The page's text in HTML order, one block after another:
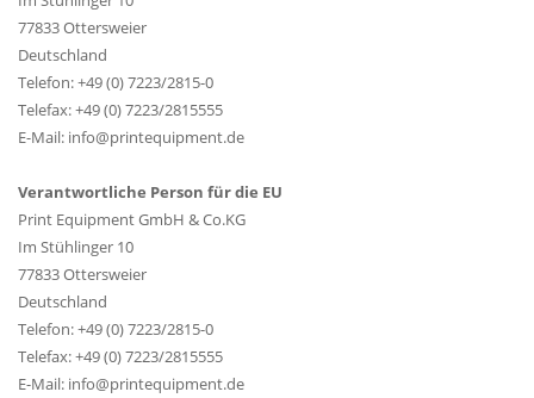
77833 Ottersweier
Deutschland
Telefon: +49 (0) 7223/2815-0
Telefax: +49 (0) 7223/2815555
E-Mail: info@printequipment.de
Verantwortliche Person für die EU
Print Equipment GmbH & Co.KG
Im Stühlinger 10
77833 Ottersweier
Deutschland
Telefon: +49 (0) 7223/2815-0
Telefax: +49 (0) 7223/2815555
E-Mail: info@printequipment.de